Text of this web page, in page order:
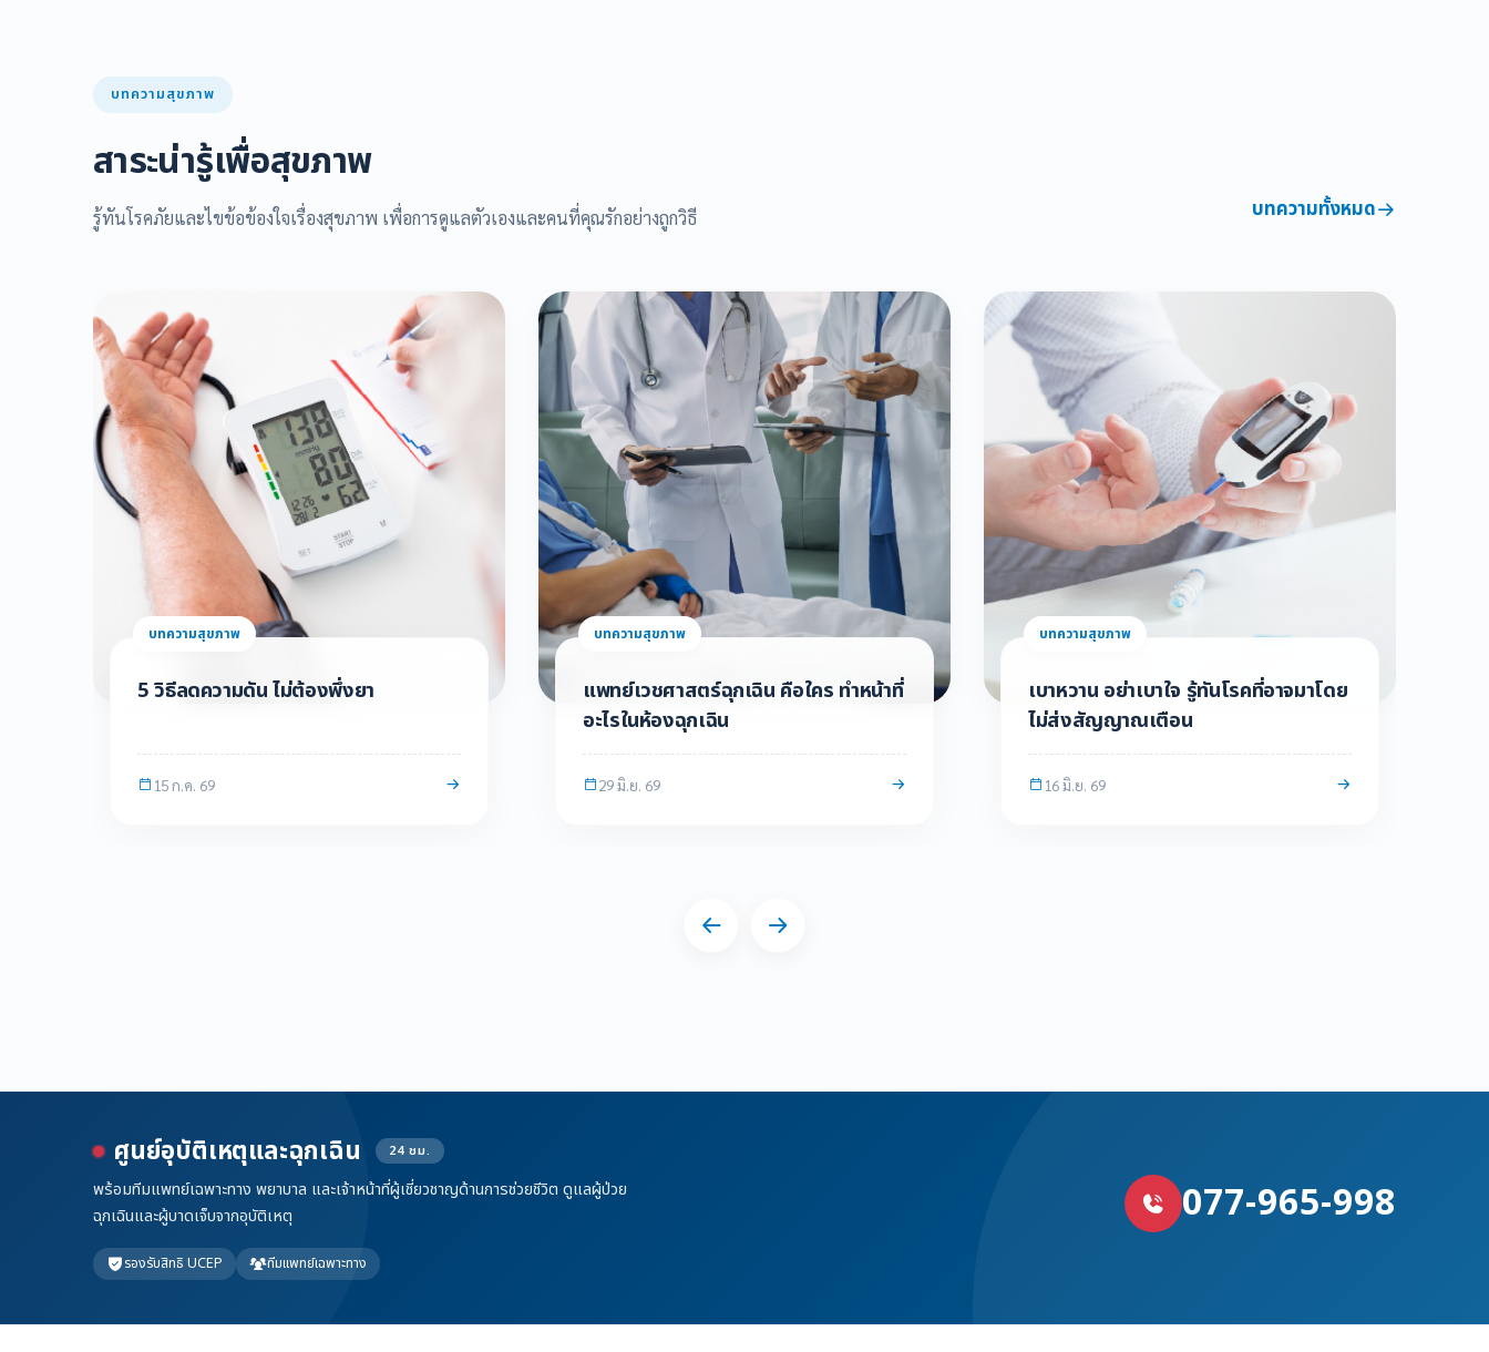
บทความสุขภาพ
สาระน่ารู้เพื่อสุขภาพ
รู้ทันโรคภัยและไขข้อข้องใจเรื่องสุขภาพ เพื่อการดูแลตัวเองและคนที่คุณรักอย่างถูกวิธี บทความทั้งหมด
บทความสุขภาพ
แพทย์เวชศาสตร์ฉุกเฉิน คือใคร ทำหน้าที่
29 มิ.ย. 69
บทความสุขภาพ
เบาหวาน อย่าเบาใจ รู้ทันโรคที่อาจมาโดย
ไม่ส่งสัญญาณเตือน
16 มิ.ย. 69
มหันตภัยเงียบที่ไม่ได้เลือกเพศ
10 มิ.ย. 69
ศูนย์อุบัติเหตุและฉุกเฉิน 24 ชม.
พร้อมทีมแพทย์เฉพาะทาง พยาบาล และเจ้าหน้าที่ผู้เชี่ยวชาญด้านการช่วยชีวิต ดูแลผู้ป่วย
ฉุกเฉินและผู้บาดเจ็บจากอุบัติเหตุ
รองรับสิทธิ UCEP ทีมแพทย์เฉพาะทาง
077-965-998